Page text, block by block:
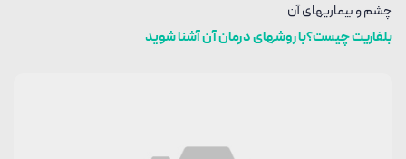
چشم و بیماریهای آن
بلفاریت چیست؟با روشهای درمان آن آشنا شوید